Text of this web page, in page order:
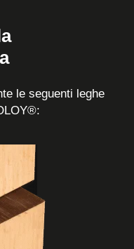
le seguenti leghe